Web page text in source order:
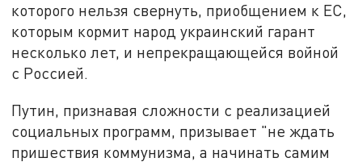
которого нельзя свернуть, приобщением к ЕС,
которым кормит народ украинский гарант
несколько лет, и непрекращающейся войной
с Россией.
Путин, признавая сложности с реализацией
социальных программ, призывает "не ждать
пришествия коммунизма, а начинать самим